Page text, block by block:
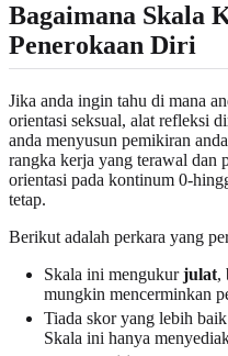
Bagaimana Skala
Penerokaan Diri
Jika anda ingin tahu di mana
orientasi seksual, alat refleksi
anda menyusun pemikiran
rangka kerja yang terawal
orientasi pada kontinum 0-
tetap.
Berikut adalah perkara yang
Skala ini mengukurjulat,
mungkin mencerminkan
Tiada skor yang lebih
Skala ini hanya